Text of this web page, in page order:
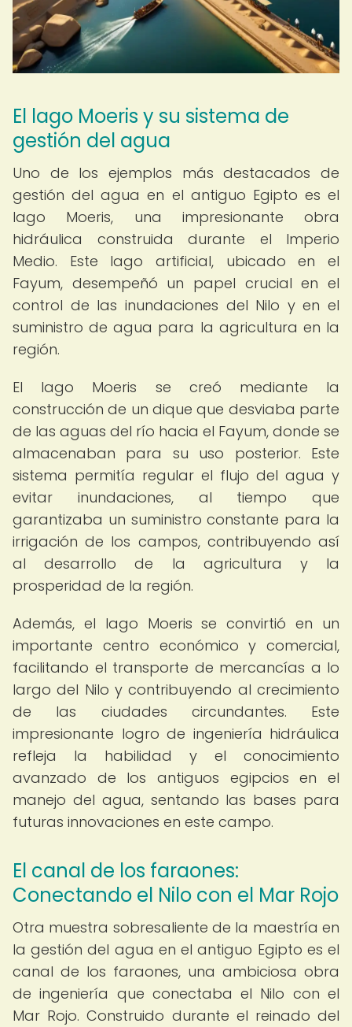
El lago Moeris y su sistema de
gestión del agua
Uno de los ejemplos más destacados de
gestión del agua en el antiguo Egipto es el
lago Moeris, una impresionante obra
hidráulica construida durante el Imperio
Medio. Este lago artificial, ubicado en el
Fayum, desempeñó un papel crucial en el
control de las inundaciones del Nilo y en el
suministro de agua para la agricultura en la
región.
El lago Moeris se creó mediante la
construcción de un dique que desviaba parte
de las aguas del río hacia el Fayum, donde se
almacenaban para su uso posterior. Este
sistema permitía regular el flujo del agua y
evitar inundaciones, al tiempo que
garantizaba un suministro constante para la
irrigación de los campos, contribuyendo así
al desarrollo de la agricultura y la
prosperidad de la región.
Además, el lago Moeris se convirtió en un
importante centro económico y comercial,
facilitando el transporte de mercancías a lo
largo del Nilo y contribuyendo al crecimiento
de las ciudades circundantes. Este
impresionante logro de ingeniería hidráulica
refleja la habilidad y el conocimiento
avanzado de los antiguos egipcios en el
manejo del agua, sentando las bases para
futuras innovaciones en este campo.
El canal de los faraones:
Conectando el Nilo con el Mar Rojo
Otra muestra sobresaliente de la maestría en
la gestión del agua en el antiguo Egipto es el
canal de los faraones, una ambiciosa obra
de ingeniería que conectaba el Nilo con el
Mar Rojo. Construido durante el reinado del